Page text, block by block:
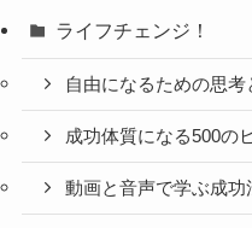
ライフチェンジ！
自由になるための思考
成功体質になる500の
動画と音声で学ぶ成功